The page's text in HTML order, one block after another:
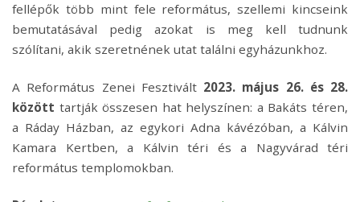
fellépők több mint fele református, szellemi kincseink
bemutatásával pedig azokat is meg kell tudnunk
szólítani, akik szeretnének utat találni egyházunkhoz.
A Református Zenei Fesztivált 2023. május 26. és 28.
között tartják összesen hat helyszínen: a Bakáts téren,
a Ráday Házban, az egykori Adna kávézóban, a Kálvin
Kamara Kertben, a Kálvin téri és a Nagyvárad téri
református templomokban.